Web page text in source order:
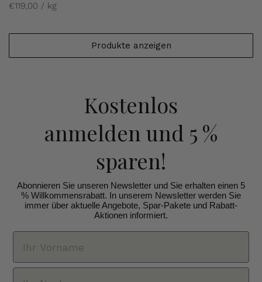
€119,00 / kg
Produkte anzeigen
Kostenlos
anmelden und 5 %
sparen!
Abonnieren Sie unseren Newsletter und Sie erhalten einen 5
% Willkommensrabatt. In unserem Newsletter werden Sie
immer über aktuelle Angebote, Spar-Pakete und Rabatt-
Aktionen informiert.